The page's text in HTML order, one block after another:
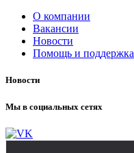
О компании
Вакансии
Новости
Помощь и поддержка
Новости
Мы в социальных сетях